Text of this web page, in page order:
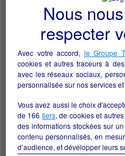
CAMPING 3★ AVEC
Nous
respecter
Avec votre accord, le Groupe
cookies et autres traceurs à
avec les réseaux sociaux,
personnalisée sur nos services
Vous avez aussi le choix
de 166 tiers, de cookies et
des informations stockées sur
contenu personnalisés, en
d’audience, et développer leurs